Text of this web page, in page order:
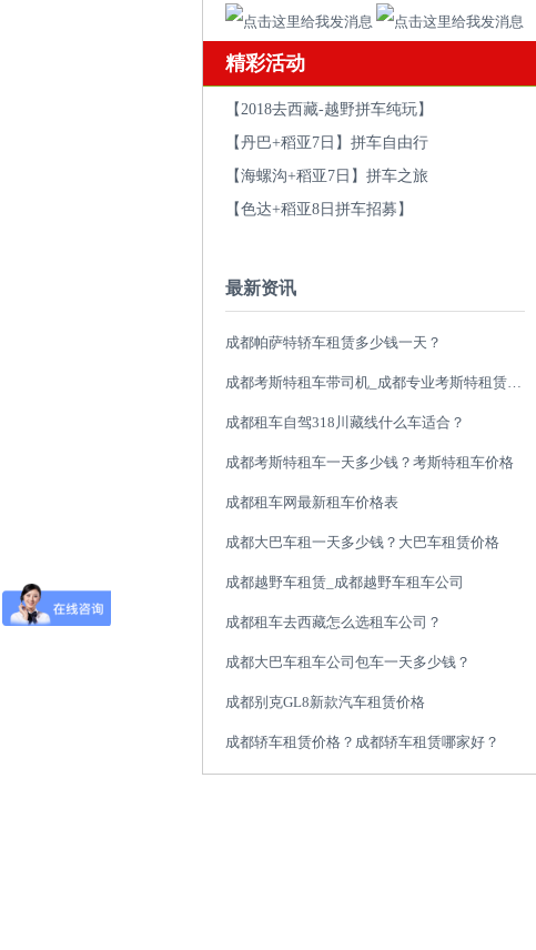
精彩活动
【2018去西藏-越野拼车纯玩】
【丹巴+稻亚7日】拼车自由行
【海螺沟+稻亚7日】拼车之旅
【色达+稻亚8日拼车招募】
最新资讯
成都帕萨特轿车租赁多少钱一天？
成都考斯特租车带司机_成都专业考斯特租赁平台
成都租车自驾318川藏线什么车适合？
成都考斯特租车一天多少钱？考斯特租车价格
成都租车网最新租车价格表
成都大巴车租一天多少钱？大巴车租赁价格
成都越野车租赁_成都越野车租车公司
成都租车去西藏怎么选租车公司？
成都大巴车租车公司包车一天多少钱？
成都别克GL8新款汽车租赁价格
成都轿车租赁价格？成都轿车租赁哪家好？